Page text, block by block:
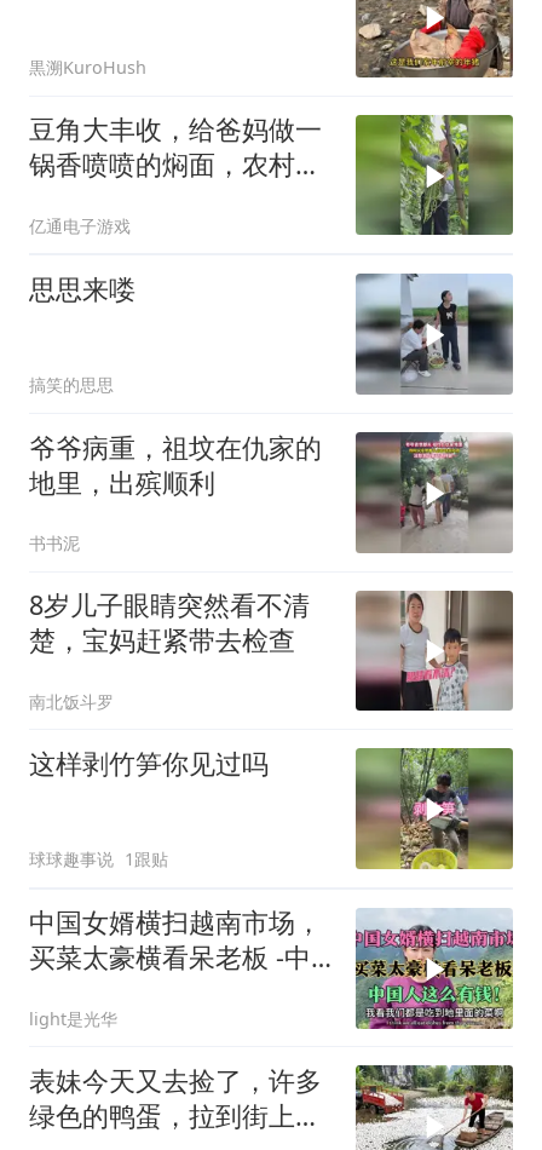
黒溯KuroHush
豆角大丰收，给爸妈做一
锅香喷喷的焖面，农村味
亿通电子游戏
思思来喽
搞笑的思思
爷爷病重，祖坟在仇家的
地里，出殡顺利
书书泥
8岁儿子眼睛突然看不清
楚，宝妈赶紧带去检查
南北饭斗罗
这样剥竹笋你见过吗
球球趣事说 1跟贴
中国女婿横扫越南市场，
买菜太豪横看呆老板 -中
light是光华
表妹今天又去捡了，许多
绿色的鸭蛋，拉到街上没